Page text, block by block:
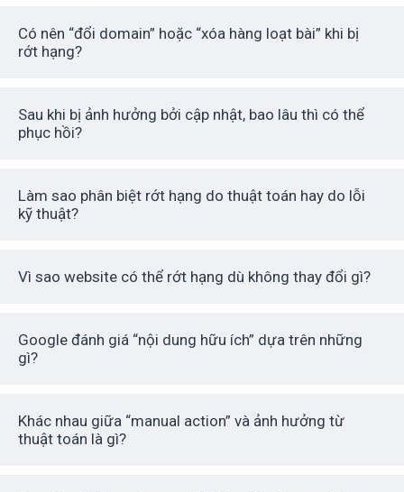
Có nên “đổi domain” hoặc “xóa hàng loạt bài” khi bị
rớt hạng?
Sau khi bị ảnh hưởng bởi cập nhật, bao lâu thì có thể
phục hồi?
Làm sao phân biệt rớt hạng do thuật toán hay do lỗi
kỹ thuật?
Vì sao website có thể rớt hạng dù không thay đổi gì?
Google đánh giá “nội dung hữu ích” dựa trên những
gì?
Khác nhau giữa “manual action” và ảnh hưởng từ
thuật toán là gì?